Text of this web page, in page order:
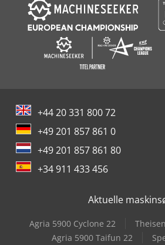
+44 20 331 800 72
+49 201 857 861 0
+49 201 857 861 80
+34 911 433 456
Aktuelle
Agria 5900 Cyclone 22
Agria 5900 Taifun 22